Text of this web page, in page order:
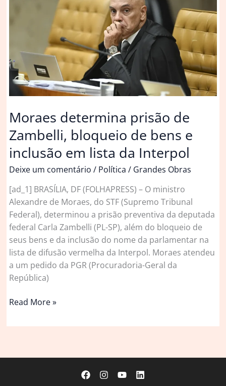
pedido
da
PF
Moraes determina prisão de
Zambelli, bloqueio de bens e
inclusão em lista da Interpol
Deixe um comentário / Política / Grandes Obras
[ad_1] BRASÍLIA, DF (FOLHAPRESS) – O ministro
Alexandre de Moraes, do STF (Supremo Tribunal
Federal), determinou a prisão preventiva da deputada
federal Carla Zambelli (PL-SP), além do bloqueio de
seus bens e da inclusão do nome da parlamentar na
lista de difusão vermelha da Interpol. Moraes atendeu
a um pedido da PGR (Procuradoria-Geral da
República)
Moraes
prisão
Read More »